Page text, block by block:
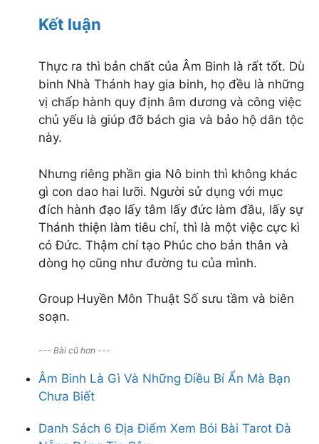
Kết luận
Thực ra thì bản chất của Âm Binh là rất tốt. Dù
binh Nhà Thánh hay gia binh, họ đều là những
vị chấp hành quy định âm dương và công việc
chủ yếu là giúp đỡ bách gia và bảo hộ dân tộc
này.
Nhưng riêng phần gia Nô binh thì không khác
gì con dao hai lưỡi. Người sử dụng với mục
đích hành đạo lấy tâm lấy đức làm đầu, lấy sự
Thánh thiện làm tiêu chí, thì là một việc cực kì
có Đức. Thậm chí tạo Phúc cho bản thân và
dòng họ cũng như đường tu của mình.
Group Huyền Môn Thuật Số sưu tầm và biên
soạn.
--- Bài cũ hơn ---
Âm Binh Là Gì Và Những Điều Bí Ẩn Mà Bạn
Chưa Biết
Danh Sách 6 Địa Điểm Xem Bói Bài Tarot Đà